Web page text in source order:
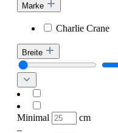
Marke
Charlie Crane
Breite
Minimal
cm
–